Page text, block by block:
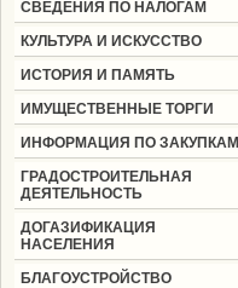
СВЕДЕНИЯ ПО НАЛОГАМ
КУЛЬТУРА И ИСКУССТВО
ИСТОРИЯ И ПАМЯТЬ
ИМУЩЕСТВЕННЫЕ ТОРГИ
ИНФОРМАЦИЯ ПО ЗАКУПКАМ
ГРАДОСТРОИТЕЛЬНАЯ
ДЕЯТЕЛЬНОСТЬ
ДОГАЗИФИКАЦИЯ
НАСЕЛЕНИЯ
БЛАГОУСТРОЙСТВО